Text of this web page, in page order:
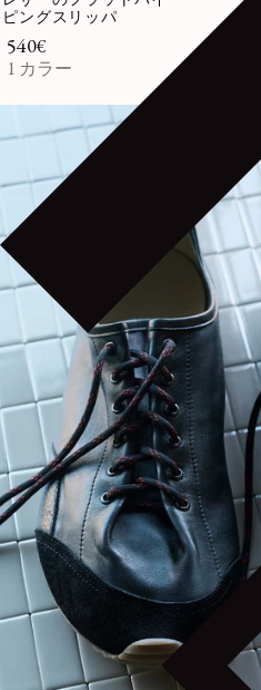
ピングスリッパ
通常価格
540€
1 カラー